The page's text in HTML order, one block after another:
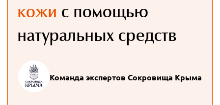
кожи с помощью
натуральных средств
Команда экспертов Сокровища Крыма